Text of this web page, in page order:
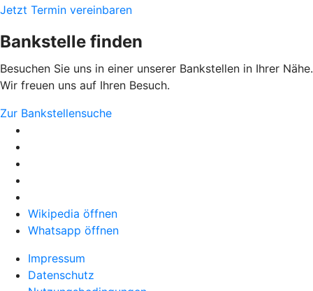
Jetzt Termin vereinbaren
Bankstelle finden
Besuchen Sie uns in einer unserer Bankstellen in Ihrer Nähe.
Wir freuen uns auf Ihren Besuch.
Zur Bankstellensuche
Wikipedia öffnen
Whatsapp öffnen
Impressum
Datenschutz